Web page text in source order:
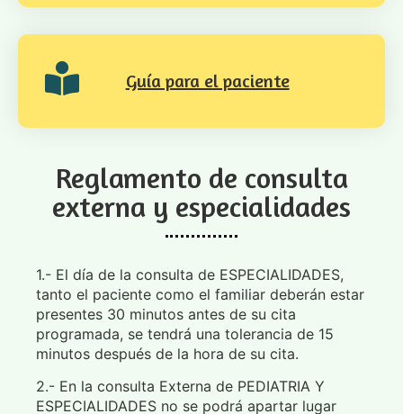
Guía para el paciente
Reglamento de consulta
externa y especialidades
1.- El día de la consulta de ESPECIALIDADES,
tanto el paciente como el familiar deberán estar
presentes 30 minutos antes de su cita
programada, se tendrá una tolerancia de 15
minutos después de la hora de su cita.
2.- En la consulta Externa de PEDIATRIA Y
ESPECIALIDADES no se podrá apartar lugar